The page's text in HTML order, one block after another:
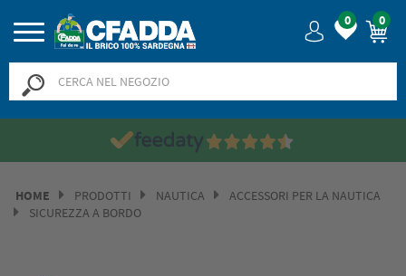
0 0
HOME PRODOTTI NAUTICA
ACCESSORI PER LA NAUTICA
SICUREZZA A BORDO